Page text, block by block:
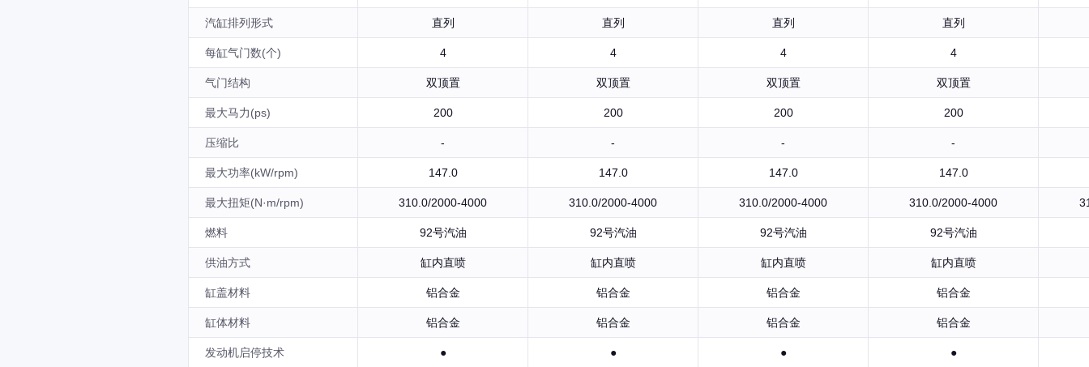
汽缸排列形式 直列 直列 直列 直列
每缸气门数(个) 4 4 4 4
气门结构 双顶置 双顶置 双顶置 双顶置
最大马力(ps) 200 200 200 200
压缩比 - - - -
最大功率(kW/rpm) 147.0 147.0 147.0 147.0
最大扭矩(N·m/rpm) 310.0/2000-4000 310.0/2000-4000 310.0/2000-4000 310.0/2000-4000
燃料 92号汽油 92号汽油 92号汽油 92号汽油
供油方式 缸内直喷 缸内直喷 缸内直喷 缸内直喷
缸盖材料 铝合金 铝合金 铝合金 铝合金
缸体材料 铝合金 铝合金 铝合金 铝合金
发动机启停技术 ● ● ● ●